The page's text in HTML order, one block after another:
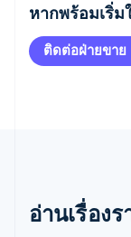
หากพร้อมเริ่ม
ติดต่อฝ่ายขาย
อ่านเรื่อง
เขตบริหารพิ
English简体中
แคนาดา
English
ญี่ปุ่น
日本語English